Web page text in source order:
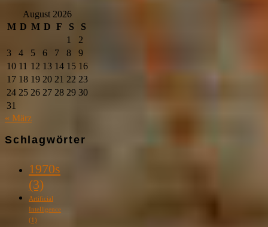
August 2026
M D M D F S
S
1
2
3
4 5 6 7 8
9
10 11 12 13 14 15 16
17 18 19 20 21 22 23
24 25 26 27 28 29 30
31
« März
Schlagwörter
1970s
(3)
Artificial
Intelligence
(1)